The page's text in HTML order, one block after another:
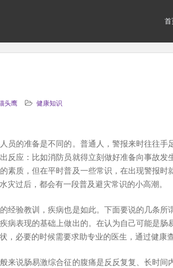
头鹰 健康知识
员的准备是不同的。普通人，警报来时往往手
反应：比如消防员就得立刻做好准备向事故发
素质，但在平时普及一些常识，在出现警报时
灾过后，都会有一段普及避灾常识的小高潮。
经验教训，疾病也是如此。下面要说的几条所
病表现的基础上做出的。在认为自己可能是肠
，必要的时候需要求助专业的医生，通过健康
来说肠易激综合征的腹痛是反反复复、长时间